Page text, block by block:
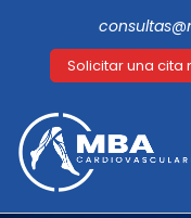
Solicitar una cita